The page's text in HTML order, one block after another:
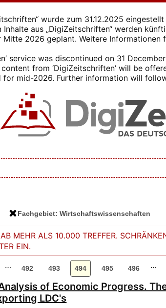
wurde zum 31.12.2025
aus „DigiZeitschriften“ werden
Mitte 2026 geplant. Weitere Informationen
service was discontinued on 31
from ‘DigiZeitschriften’ will be
for mid-2026. Further information will
Fachgebiet: Wirtschaftswissenschaften
MEHR ALS 10.000 TREFFER.
EIN.
… 492 493 494 495 496 …
of Economic Progress.
LDC's